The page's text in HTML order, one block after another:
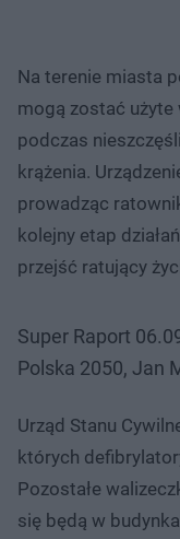
Na terenie miasta
mogą zostać użyte
podczas
krążenia.
prowadząc
kolejny etap
przejść ratujący
Super Raport
Polska 2050, Jan
Urząd Stanu
których
Pozostałe
się będą w